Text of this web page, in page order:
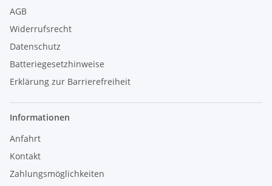
AGB
Widerrufsrecht
Datenschutz
Batteriegesetzhinweise
Erklärung zur Barrierefreiheit
Informationen
Anfahrt
Kontakt
Zahlungsmöglichkeiten